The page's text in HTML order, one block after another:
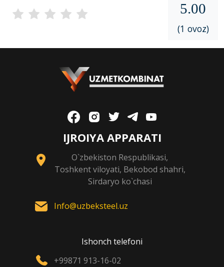
5.00
(1 ovoz)
IJROIYA APPARATI
O`zbekiston Respublikasi,
Toshkent viloyati, Bekobod shahri,
Sirdaryo ko`chasi
Info@uzbeksteel.uz
Ishonch telefoni
+99871 913-16-02